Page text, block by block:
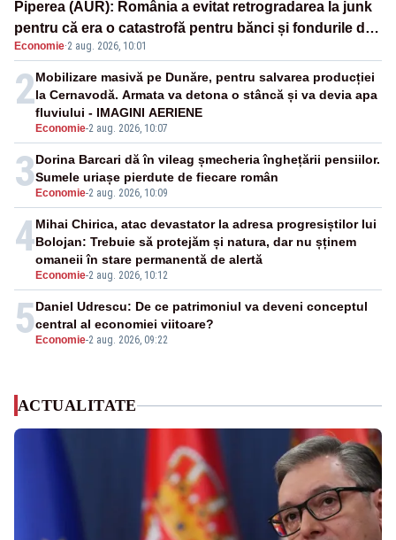
Piperea (AUR): România a evitat retrogradarea la junk
pentru că era o catastrofă pentru bănci și fondurile de
pensii
Economie·2 aug. 2026, 10:01
2
Economie-2 aug. 2026, 10:07
Mobilizare masivă pe Dunăre, pentru salvarea producției
la Cernavodă. Armata va detona o stâncă și va devia apa
fluviului - IMAGINI AERIENE
3 Economie-2 aug. 2026, 10:09
Dorina Barcari dă în vileag șmecheria înghețării pensiilor.
Sumele uriașe pierdute de fiecare român
4
Economie-2 aug. 2026, 10:12
Mihai Chirica, atac devastator la adresa progresiștilor lui
Bolojan: Trebuie să protejăm și natura, dar nu șținem
omaneii în stare permanentă de alertă
5 Economie-2 aug. 2026, 09:22
Daniel Udrescu: De ce patrimoniul va deveni conceptul
central al economiei viitoare?
ACTUALITATE